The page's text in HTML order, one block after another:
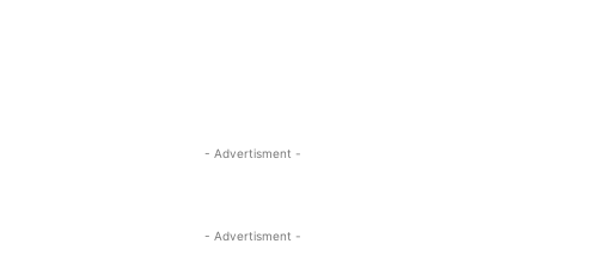
- Advertisment -
- Advertisment -